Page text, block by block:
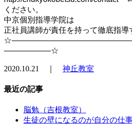
ください。
中京個別指導学院は
正社員講師が責任を持って徹底指導
――――――☆
2020.10.21 ｜ 神丘教室
最近の記事
脳勉（吉根教室）
生徒の壁になるのが自分の仕